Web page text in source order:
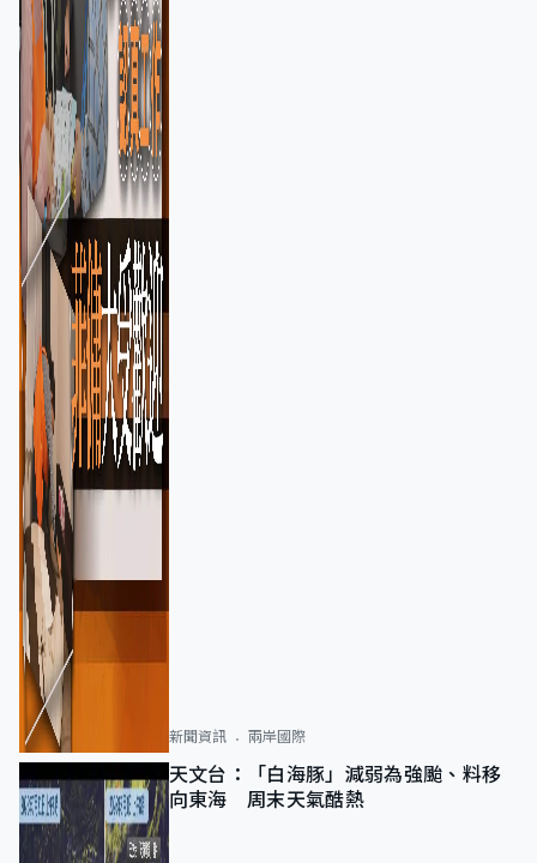
新聞資訊 兩岸國際
天文台：「白海豚」減弱為強颱、料移
向東海 周末天氣酷熱